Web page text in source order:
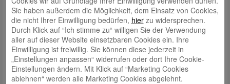
Frauen verdienen durchschnittlich rund ein Sechstel weniger als Männer
und kümmern sich häufiger um die unbezahlte Fürsorgearbeit. Doch wie
können Frauen ihre Finanzen solide und selbstbestimmt planen?
Welche Vorsorge ist für Frauen wichtig? Wie erreichen Frauen eine
finanzielle Absicherung? Der Online-Vortrag von Bankfachwirtin Heike
Höhfeld verdeutlicht Schritt für Schritt, wie Frauen kurz vor oder
während des Ruhestands ihre Finanzen krisensicher aufstellen.
Sie haben außerdem die Möglichkeit, dem Einsatz von Cookies,
die nicht Ihrer Einwilligung bedürfen, hierzu widersprechen.
Durch Klick auf “Ich stimme zu“ willigen Sie der Verwendung
aller auf dieser Website einsetzbaren Cookies ein. Ihre
Einwilligung ist freiwillig. Sie können diese jederzeit in
„Einstellungen anpassen“ widerrufen oder dort Ihre Cookie-
Einstellungen ändern. Mit Klick auf “Marketing Cookies
ablehnen“ werden alle Marketing Cookies abgelehnt.